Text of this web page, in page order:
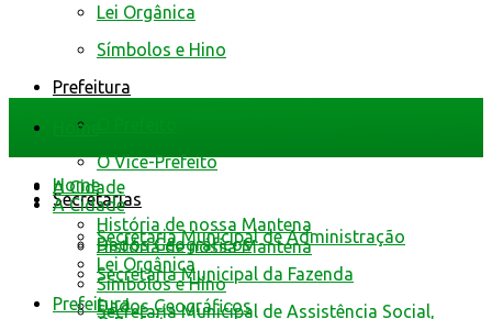
Lei Orgânica
Símbolos e Hino
Prefeitura
O Vice-Prefeito
Secretarias
Secretaria Municipal de Administração
Secretaria Municipal da Fazenda
Secretaria Municipal de Assistência Social,
Home
A Cidade
História de nossa Mantena
Dados Geográficos
Home
A Cidade
História de nossa Mantena
Dados Geográficos
Lei Orgânica
Símbolos e Hino
Prefeitura